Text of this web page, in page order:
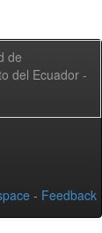
de
del Ecuador -
- Feedback